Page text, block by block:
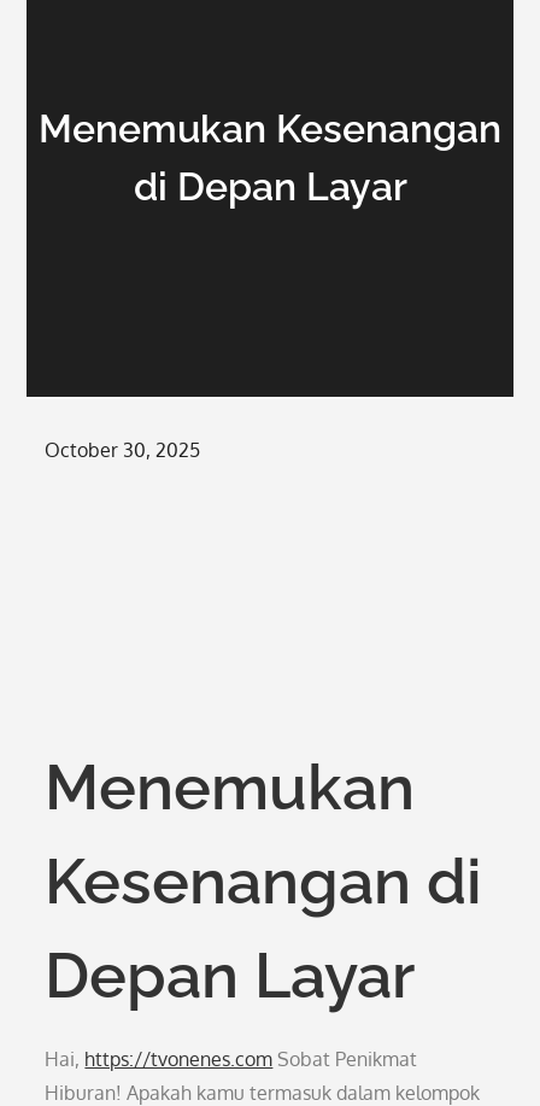
Menemukan Kesenangan
di Depan Layar
Posted
October 30, 2025
Menemukan
Kesenangan di
Depan Layar
Hai, https://tvonenes.com Sobat Penikmat
Hiburan! Apakah kamu termasuk dalam kelompok